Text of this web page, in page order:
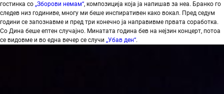
гостинка со „Зборови немам“, композиција која ја напишав за неа. Бранко го
следев низ годиниве, многу ми беше инспиративен како вокал. Пред седум
години се запознавме и пред три конечно ја направивме првата соработка.
Со Дина беше ептен случајно. Минатата година бев на нејзин концерт, потоа
се видовме и во една вечер се случи „Убав ден“.